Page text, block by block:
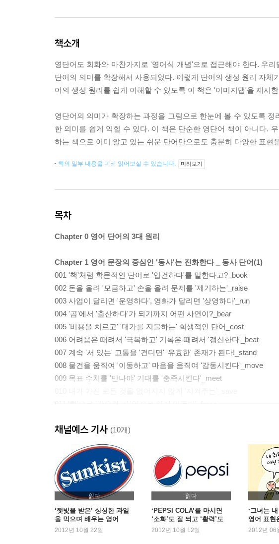
책소개
영단어도 회화와 마찬가지로 '영어식 개념'으로 접근해야 한다. 우
단어의 의미를 확장해서 사용되었다. 이렇게 단어의 생성 원리 자
어의 생성 원리를 쉽게 이해할 수 있도록 이 책은 '이미지맵'을 제시
영단어의 의미가 확장하는 과정을 그림으로 한눈에 볼 수 있도록
한 의미를 쉽게 익힐 수 있다. 이 책은 단순한 영단어 책이 아니다.
하는 책으로 이미 알고 있는 쉬운 단어만으로도 충분히 다양한 표현
책의 일부 내용을 미리 읽어보실 수 있습니다. 미리보기
목차
Chapter 0 영어 단어의 3대 원리
Chapter 1 영어 문장의 중심인 '동사'는 진화한다 _ 동사 단어(1)
001 '책'처럼 학문적인 단어로 '입건하다'를 말한다고?_book
002 돈을 올려 '모금하고' 손을 올려 문제를 '제기하는'_raise
003 사업이 달리면 '운영하다', 영화가 달리면 '상영하다'_run
004 '곰'에서 '출산하다'가 되기까지 어떤 사연이?_bear
005 '비용을 치르고' '대가를 지불하는' 희생적인 단어_cost
006 어려움은 때려서 '극복하고' 기록은 때려서 '갱신한다'_beat
007 계속 '서 있는' 고통을 '견디면' '유효한' 존재가 된다!_stand
008 물건을 움직여 '이동하고' 마음을 움직여 '감동시킨다'_move
009 목표 수치를 '만나야' 기대를 '충족시킨다'_meet
011 '힘'으로 '강요하고' '억지로 하게 만든다'_force
013 자꾸 '잃어버리'면 '화내고' '상심하게' 된다_lose
014 여기저기 '가리키고' 지시하며 '감독한다'_direct
015 계속 '허락하다'보면 이익을 '산출한다'_yield
016 누군가에게 마음을 뉘여 '쉬는' 것은 '의지하는' 것_rest
017 돈을 '지불하고' 존경을 '표하며' 가치 있는 것을 주는_pay
018 드라이브한다고 차만 '모는' 건 아니다!_drive
019 위에서 아래로 떨어져 '넘어지고' '무너지다'_fall
020 '중요한' 문제는 '계산 좀 해보고' 결정할 것!_count
021 공중에 띄워 '매달고' 공중에 붕 떠 '빈둥거린다'_hang
채널예스 기사 (10개)
읽다
‘햇빛을 받은’ 싱싱한 과일
을 먹으며 배우는 영어
2012년 10월 22일
읽다
‘PEPSI COLA’를 마시면
‘소화’도 잘 되고 ‘활력’도
넘치는 영어 이야기
2012년 10월 12일
‘그녀는
영어 표현
2012년 06